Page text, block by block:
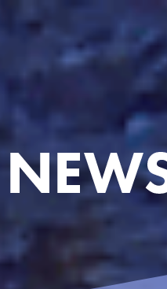
粟国島遠征
リクエストコース
慶良間諸島スノーケリング
アドバンスドオープンウォーターコース
EFRコース
体験ダイビングなど
器材レンタル